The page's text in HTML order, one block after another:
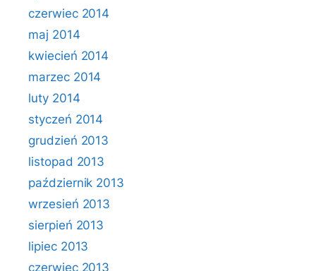
czerwiec 2014
maj 2014
kwiecień 2014
marzec 2014
luty 2014
styczeń 2014
grudzień 2013
listopad 2013
październik 2013
wrzesień 2013
sierpień 2013
lipiec 2013
czerwiec 2013